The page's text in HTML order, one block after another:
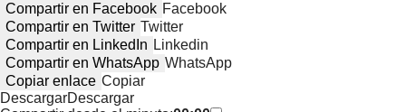
Compartir en Facebook Facebook
Compartir en Twitter Twitter
Compartir en LinkedIn Linkedin
Compartir en WhatsApp WhatsApp
Copiar enlace Copiar
DescargarDescargar